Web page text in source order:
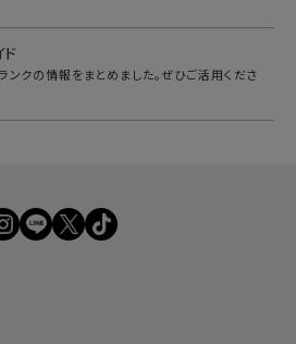
ンクの情報をまとめました。ぜひご活用くださ